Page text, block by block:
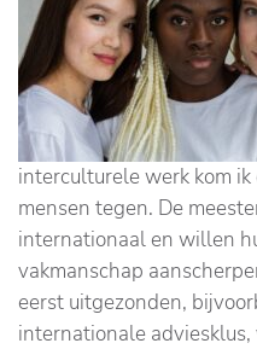
interculturele werk kom
mensen tegen. De
internationaal en willen
vakmanschap
eerst uitgezonden,
internationale